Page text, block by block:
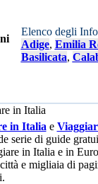
Elenco degli
Adige, Emilia
Basilicata,
in Italia e
serie di guide
in Italia e in
e migliaia di